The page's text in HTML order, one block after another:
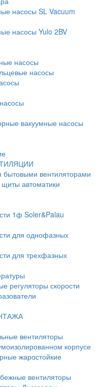
насосы SL Vacuum
насосы Yulo 2BV
насосы
насосы
вакуумные насосы
бытовыми вентиляторами
автоматики
1ф Soler&Palau
для однофазных
для трехфазных
регуляторы скорости
вентиляторы
корпусе
жаростойкие
вентиляторы